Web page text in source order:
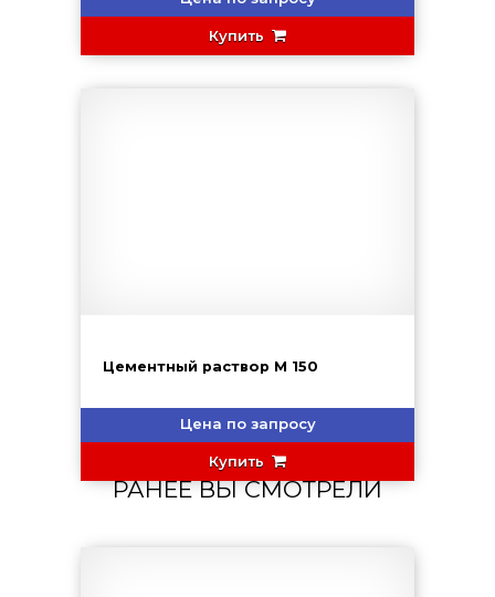
Купить
Цементный раствор М 150
Цена по запросу
Купить
РАНЕЕ ВЫ СМОТРЕЛИ